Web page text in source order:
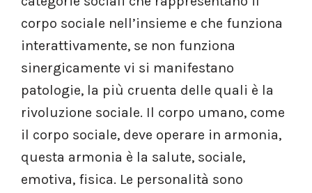
corpo sociale nell’insieme e che funziona
interattivamente, se non funziona
sinergicamente vi si manifestano
patologie, la più cruenta delle quali è la
rivoluzione sociale. Il corpo umano, come
il corpo sociale, deve operare in armonia,
questa armonia è la salute, sociale,
emotiva, fisica. Le personalità sono